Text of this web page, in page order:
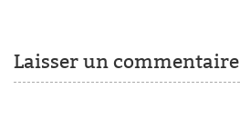
Laisser un commentaire